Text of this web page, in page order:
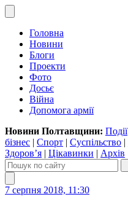
Головна
Новини
Блоги
Проекти
Фото
Досьє
Війна
Допомога армії
Новини Полтавщини: Події
бізнес | Спорт | Суспільство |
Здоров’я | Цікавинки | Архів
7 серпня 2018, 11:30